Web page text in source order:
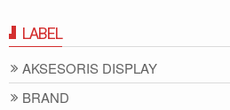
LABEL
AKSESORIS DISPLAY
BRAND